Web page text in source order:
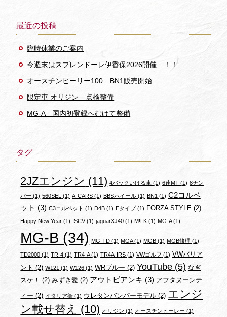
最近の投稿
臨時休業のご案内
今週末はスプレンドーレ伊香保2026開催 ！！
オースチンヒーリー100 BN1販売開始
限定車 オリジン 点検整備
MG-A 国内初登録へむけて整備
タグ
2JZエンジン (11) 4バックいける車 (1) 6速MT (1) 8ナン
バー (1) 560SEL (1) A-CARS (1) BBSホイール(1) BN1 (1) C2コルベ
ット (3) C3コルベット (1) D4B (1) Eタイプ(1) FORZA STYLE (2)
Happy New Year (1) ISCV(1) jaguarXJ40(1) M!LK(1) MG-A(1)
MG-B (34) MG-TD (1) MGA(1) MGB (1) MGB修理 (1)
TD2000 (1) TR-4 (1) TR4-A(1) TR4A-IRS(1) VWゴルフ (1) VWバリア
ント (2) W121 (1) W126 (1) WRブルー (2) YouTube(5) なぎ
スケ！ (2) みずき愛 (2) アウトビアンキ (3) アフタヌーンテ
ィー (2) イタリア街 (1) ウレタンバンパーモデル (2) エンジ
ン載せ替え (10) オリジン (1) オースチンヒーレー (1)